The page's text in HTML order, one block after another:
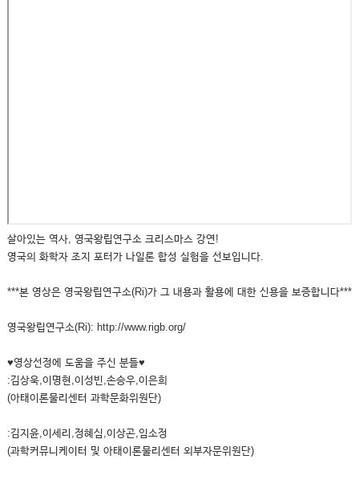
살아있는 역사, 영국왕립연구소 크리스마스 강연!
영국의 화학자 조지 포터가 나일론 합성 실험을 선보입니다.
***본 영상은 영국왕립연구소(Ri)가 그 내용과 활용에 대한 신용을 보증합니다***
영국왕립연구소(Ri): http://www.rigb.org/
♥영상선정에 도움을 주신 분들♥
:김상욱,이명현,이성빈,손승우,이은희
(아태이론물리센터 과학문화위원단)
:김지윤,이세리,정혜심,이상곤,임소정
(과학커뮤니케이터 및 아태이론물리센터 외부자문위원단)